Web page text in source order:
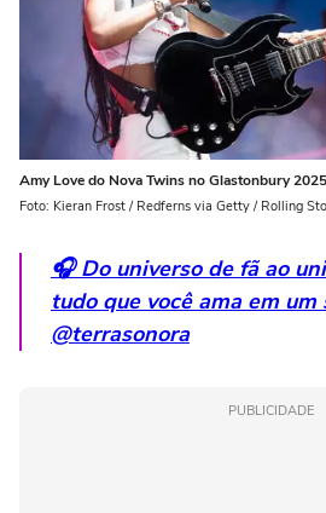
Amy Love do Nova Twins no Glastonbury 2025
Foto: Kieran Frost / Redferns via Getty / Rolling
🎧 Do universo de fã ao
tudo que você ama em um
@terrasonora
PUBLICIDADE